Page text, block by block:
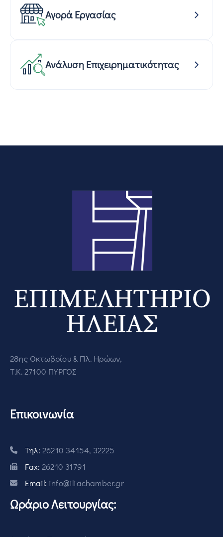
Αγορά Εργασίας
Ανάλυση Επιχειρηματικότητας
28ης Οκτωβρίου & Πλ. Ηρώων,
Τ.Κ. 27100 ΠΥΡΓΟΣ
Επικοινωνία
Τηλ: 26210 34154, 32225
Fax: 26210 31791
Email: info@iliachamber.gr
Ωράριο Λειτουργίας: